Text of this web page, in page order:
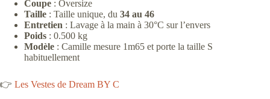
Coupe : Oversize
Taille : Taille unique, du 34 au 46
Entretien : Lavage à la main à 30°C sur l’envers
Poids : 0.500 kg
Modèle : Camille mesure 1m65 et porte la taille S
habituellement
👉 Les Vestes de Dream BY C